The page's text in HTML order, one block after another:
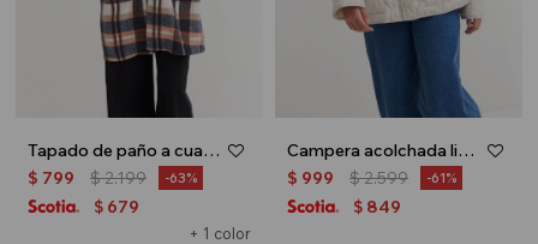
Tapado de paño a cuadros - Azul marino
+ 1 color
$ 799 $2.199 63
$ 679
Campera acolchada liviana - Crudo
$ 999 $2.599 61
$ 849